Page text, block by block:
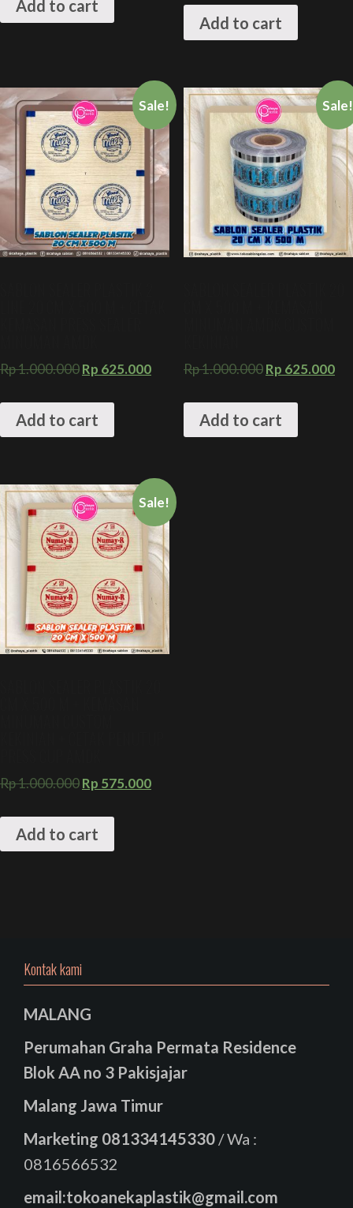
Add to cart
Add to cart
Sale!
Rp1.000.000Rp 625.000
Add to cart
Sale!
Rp1.000.000Rp 625.000
Add to cart
Sale!
Rp1.000.000Rp 575.000
Add to cart
Kontak kami
MALANG
Perumahan Graha Permata Residence
Blok AA no 3 Pakisjajar
Malang Jawa Timur
Marketing 081334145330 / Wa :
0816566532
email:tokoanekaplastik@gmail.com